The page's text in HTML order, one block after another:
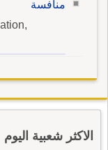
منافسة
الاكثر شعبية اليوم